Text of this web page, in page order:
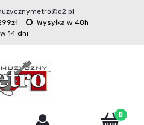
Wysyłka w 48h
14 dni